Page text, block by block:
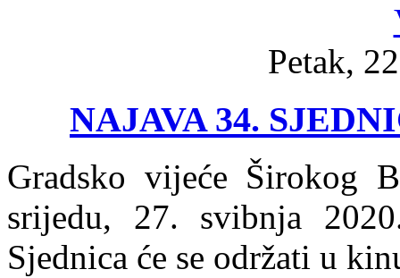
Petak,
NAJAVA 34.
Gradsko vijeće Širokog
srijedu, 27. svibnja
Sjednica će se održati u